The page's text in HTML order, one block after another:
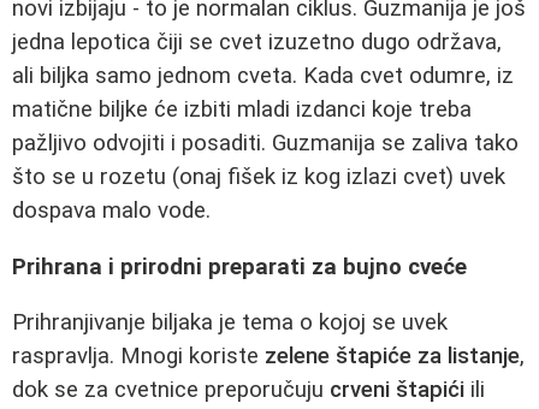
novi izbijaju - to je normalan ciklus. Guzmanija je još
jedna lepotica čiji se cvet izuzetno dugo održava,
ali biljka samo jednom cveta. Kada cvet odumre, iz
matične biljke će izbiti mladi izdanci koje treba
pažljivo odvojiti i posaditi. Guzmanija se zaliva tako
što se u rozetu (onaj fišek iz kog izlazi cvet) uvek
dospava malo vode.
Prihrana i prirodni preparati za bujno cveće
Prihranjivanje biljaka je tema o kojoj se uvek
raspravlja. Mnogi koriste zelene štapiće za listanje,
dok se za cvetnice preporučuju crveni štapići ili